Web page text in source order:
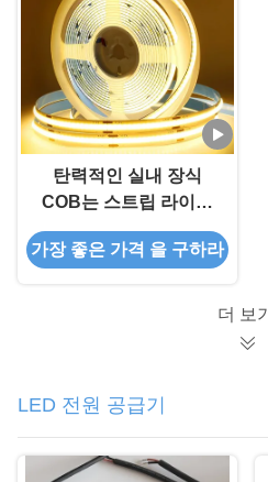
탄력적인 실내 장식
COB는 스트립 라이트
DC12V에게 320 레드스
가늘고 긴 LED 라이트
가장 좋은 가격 을 구하라
더 보기
LED 전원 공급기